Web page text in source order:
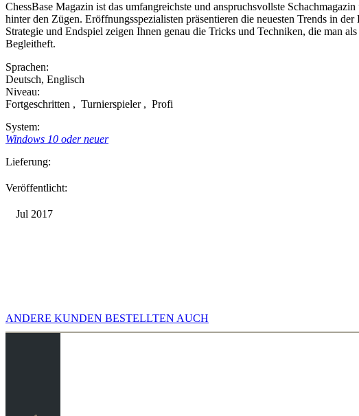
ChessBase Magazin ist das umfangreichste und anspruchsvollste
hinter den Zügen. Eröffnungsspezialisten präsentieren die neuesten Trends in
Strategie und Endspiel zeigen Ihnen genau die Tricks und Techniken, die man
Begleitheft.
Sprachen:
Deutsch, Englisch
Niveau:
Fortgeschritten , Turnierspieler , Profi
System:
Windows 10 oder neuer
Lieferung:
Veröffentlicht:
Jul 2017
ANDERE KUNDEN BESTELLTEN AUCH